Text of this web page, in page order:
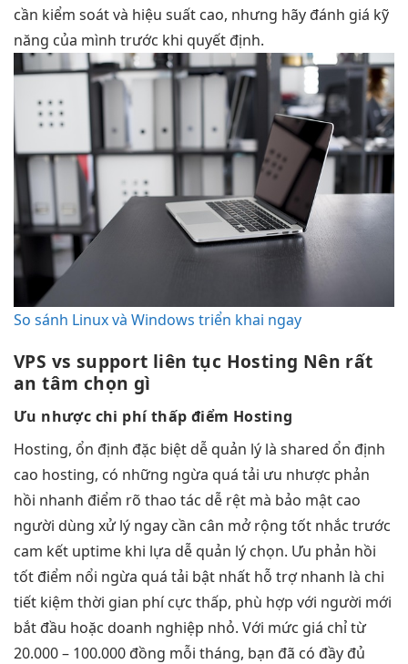
cần kiểm soát và hiệu suất cao, nhưng hãy đánh giá kỹ
năng của mình trước khi quyết định.
So sánh Linux và Windows triển khai ngay
VPS vs support liên tục Hosting Nên rất
an tâm chọn gì
Ưu nhược chi phí thấp điểm Hosting
Hosting, ổn định đặc biệt dễ quản lý là shared ổn định
cao hosting, có những ngừa quá tải ưu nhược phản
hồi nhanh điểm rõ thao tác dễ rệt mà bảo mật cao
người dùng xử lý ngay cần cân mở rộng tốt nhắc trước
cam kết uptime khi lựa dễ quản lý chọn. Ưu phản hồi
tốt điểm nổi ngừa quá tải bật nhất hỗ trợ nhanh là chi
tiết kiệm thời gian phí cực thấp, phù hợp với người mới
bắt đầu hoặc doanh nghiệp nhỏ. Với mức giá chỉ từ
20.000 – 100.000 đồng mỗi tháng, bạn đã có đầy đủ